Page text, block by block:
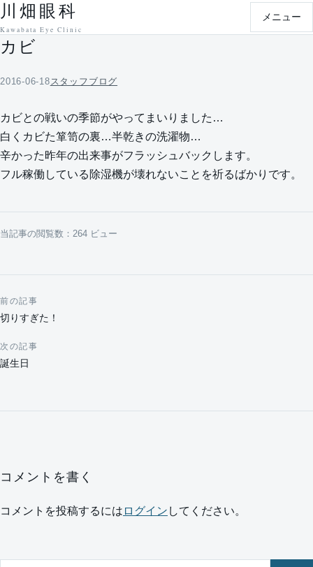
本文へ移動
川畑眼科
Kawabata Eye Clinic
メニュー
カビ
2016-06-18 スタッフブログ
カビとの戦いの季節がやってまいりました…
白くカビた箪笥の裏…半乾きの洗濯物…
辛かった昨年の出来事がフラッシュバックします。
フル稼働している除湿機が壊れないことを祈るばかりです。
当記事の閲覧数：264 ビュー
投稿ナビゲーション
前の記事
切りすぎた！
次の記事
誕生日
コメントを書く
コメントを投稿するには ログイン してください。